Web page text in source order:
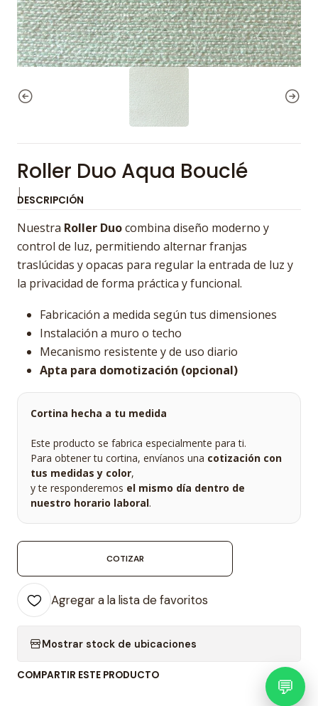
Roller Duo Aqua Bouclé
|
DESCRIPCIÓN
Nuestra Roller Duocombina diseño moderno y
control de luz, permitiendo alternar franjas
traslúcidas y opacas para regular la entrada de luz y
la privacidad de forma práctica y funcional.
Fabricación a medida según tus dimensiones
Instalación a muro o techo
Mecanismo resistente y de uso diario
Apta para domotización (opcional)
Cortina hecha a tu medida
Este producto se fabrica especialmente para ti.
Para obtener tu cortina, envíanos una cotización con
tus medidas y color,
y te responderemos el mismo día dentro de
nuestro horario laboral.
COTIZAR
Agregar a la lista de favoritos
Mostrar stock de ubicaciones
COMPARTIR ESTE PRODUCTO 💬